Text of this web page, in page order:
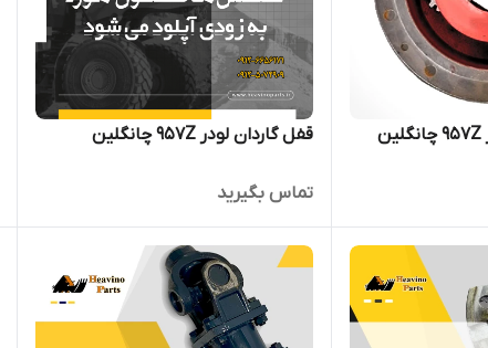
قفل گاردان لودر 957Z چانگلین
تماس بگیرید